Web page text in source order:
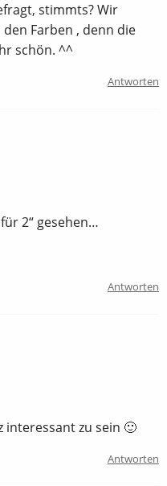
stimmts? Wir
Farben , denn die
schön. ^^
Antworten
2“ gesehen…
Antworten
interessant zu sein 🙂
Antworten